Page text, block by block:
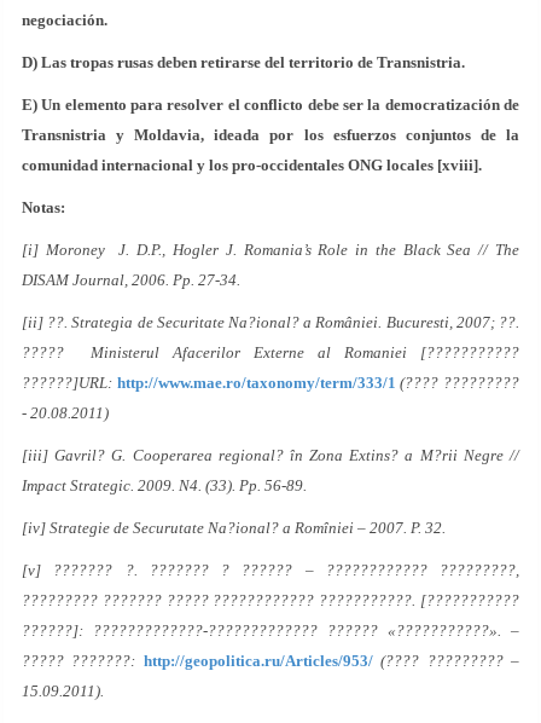
negociación.
D) Las tropas rusas deben retirarse del territorio de Transnistria.
E) Un elemento para resolver el conflicto debe ser la democratización de
Transnistria y Moldavia, ideada por los esfuerzos conjuntos de la
comunidad internacional y los pro-occidentales ONG locales [xviii].
Notas:
[i] Moroney J. D.P., Hogler J. Romania’s Role in the Black Sea // The
DISAM Journal, 2006. Pp. 27-34.
[ii] ??. Strategia de Securitate Na?ional? a României. Bucuresti, 2007; ??.
????? Ministerul Afacerilor Externe al Romaniei [???????????
??????]URL: http://www.mae.ro/taxonomy/term/333/1 (???? ?????????
- 20.08.2011)
[iii] Gavril? G. Cooperarea regional? în Zona Extins? a M?rii Negre //
Impact Strategic. 2009. N4. (33). Pp. 56-89.
[iv] Strategie de Securutate Na?ional? a Romîniei – 2007. P. 32.
[v] ??????? ?. ??????? ? ?????? – ???????????? ?????????,
????????? ??????? ????? ???????????? ???????????. [???????????
??????]: ?????????????-????????????? ?????? «???????????». –
????? ???????: http://geopolitica.ru/Articles/953/(???? ????????? –
15.09.2011).